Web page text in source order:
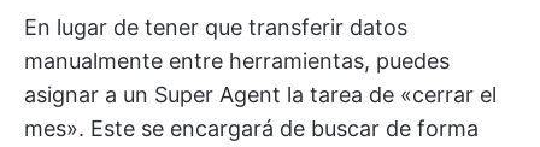
En lugar de tener que transferir datos
manualmente entre herramientas, puedes
asignar a un Super Agent la tarea de «cerrar el
mes». Este se encargará de buscar de forma